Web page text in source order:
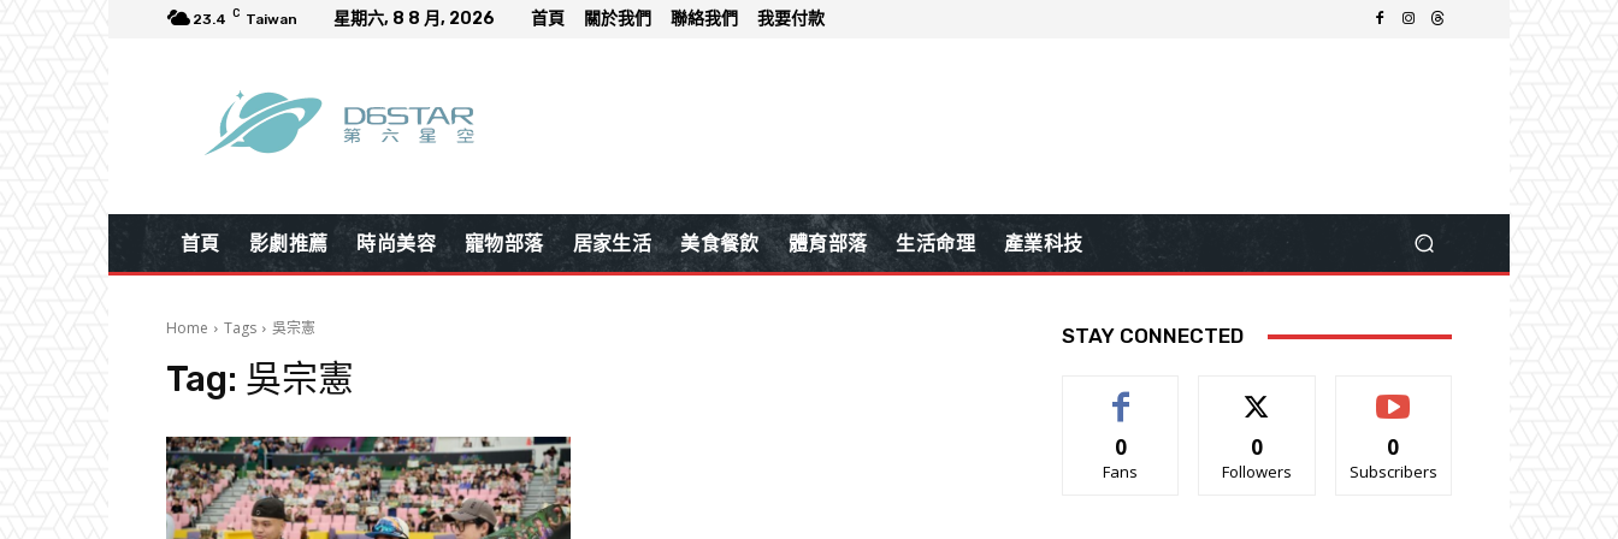
23.4 C Taiwan 星期六, 8 8 月, 2026 首頁 關於我們 聯絡我們 我要付款
首頁 影劇推薦 時尚美容 寵物部落 居家生活 美食餐飲 體育部落 生活命理 產業科技
Home Tags 吳宗憲
Tag: 吳宗憲
STAY CONNECTED
0
Fans
0
Followers
0
Subscribers